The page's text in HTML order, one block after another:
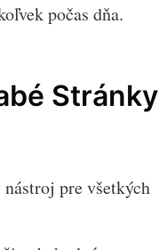
počas dňa.
Stránky
pre všetkých